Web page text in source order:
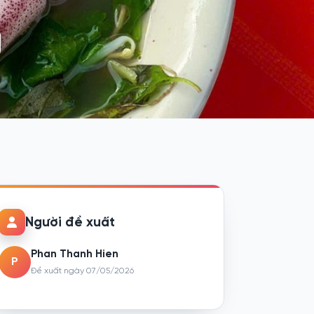
Người đề xuất
P
Phan Thanh Hien
Đề xuất ngày 07/05/2026